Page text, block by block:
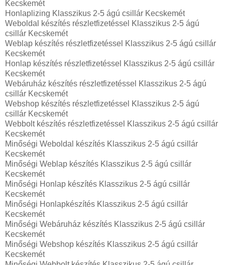
Kecskemét
Honlaplizing Klasszikus 2-5 ágú csillár Kecskemét
Weboldal készítés részletfizetéssel Klasszikus 2-5 ágú
csillár Kecskemét
Weblap készítés részletfizetéssel Klasszikus 2-5 ágú csillár
Kecskemét
Honlap készítés részletfizetéssel Klasszikus 2-5 ágú csillár
Kecskemét
Webáruház készítés részletfizetéssel Klasszikus 2-5 ágú
csillár Kecskemét
Webshop készítés részletfizetéssel Klasszikus 2-5 ágú
csillár Kecskemét
Webbolt készítés részletfizetéssel Klasszikus 2-5 ágú csillár
Kecskemét
Minőségi Weboldal készítés Klasszikus 2-5 ágú csillár
Kecskemét
Minőségi Weblap készítés Klasszikus 2-5 ágú csillár
Kecskemét
Minőségi Honlap készítés Klasszikus 2-5 ágú csillár
Kecskemét
Minőségi Honlapkészítés Klasszikus 2-5 ágú csillár
Kecskemét
Minőségi Webáruház készítés Klasszikus 2-5 ágú csillár
Kecskemét
Minőségi Webshop készítés Klasszikus 2-5 ágú csillár
Kecskemét